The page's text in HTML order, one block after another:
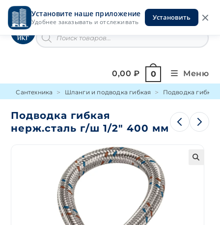
Установите наше приложение
Удобнее заказывать и отслеживать
Установить
Перейти
содержимомуИнструменты на Горской
товаров
0,00₽ 0 Меню
Сантехника Шланги и подводка гибкая Подводка гибкая
Подводка гибкая
нерж.сталь г/ш 1/2″ 400 мм